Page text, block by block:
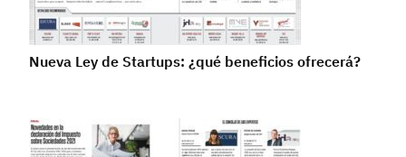
Nueva Ley de Startups: ¿qué beneficios ofrecerá?